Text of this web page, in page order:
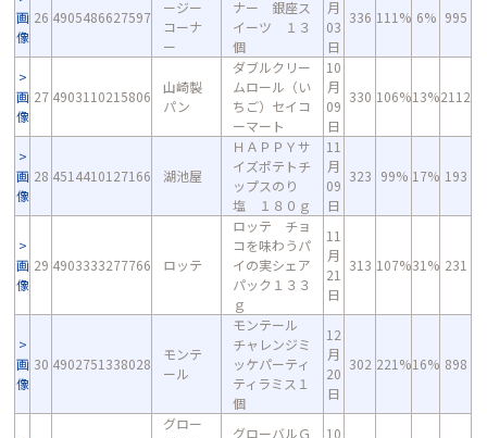
画
像
26 4905486627597
ージー
コーナ
ー
ナー 銀座ス
イーツ １３
個
月
03
日
336 111% 6% 995
画
像
27 4903110215806
山崎製
パン
ダブルクリー
ムロール（い
ちご）セイコ
ーマート
10
月
09
日
330 106%13%2112
画
像
28 4514410127166 湖池屋
ＨＡＰＰＹサ
イズポテトチ
ップスのり
塩 １８０ｇ
11
月
09
日
323 99% 17% 193
画
像
29 4903333277766 ロッテ
ロッテ チョ
コを味わうパ
イの実シェア
パック１３３
ｇ
11
月
21
日
313 107%31% 231
画
像
30 4902751338028
モンテ
ール
モンテール
チャレンジミ
ッケパーティ
ティラミス１
個
12
月
20
日
302 221%16% 898
グロー
グローバルＧ
10